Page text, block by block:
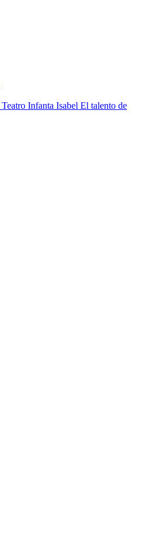
El talento de